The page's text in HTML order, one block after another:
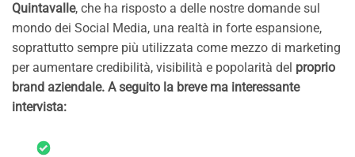
Quintavalle, che ha risposto a delle nostre domande sul
mondo dei Social Media, una realtà in forte espansione,
soprattutto sempre più utilizzata come mezzo di marketing
per aumentare credibilità, visibilità e popolarità del proprio
brand aziendale. A seguito la breve ma interessante
intervista: